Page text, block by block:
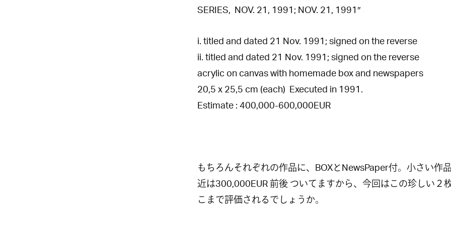
SERIES, NOV. 21, 1991; NOV. 21, 1991″
i. titled and dated 21 Nov. 1991; signed on the reverse
ii. titled and dated 21 Nov. 1991; signed on the reverse
acrylic on canvas with homemade box and newspapers
20,5 x 25,5 cm (each) Executed in 1991.
Estimate : 400,000-600,000EUR
もちろんそれぞれの作品に、BOXとNewsPaper付。小さい作
近は300,000EUR 前後 ついてますから、今回はこの珍しい２
こまで評価されるでしょうか。